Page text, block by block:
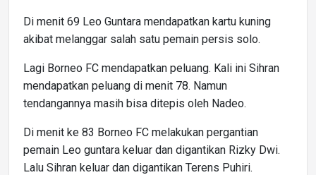
Di menit 69 Leo Guntara mendapatkan kartu kuning
akibat melanggar salah satu pemain persis solo.
Lagi Borneo FC mendapatkan peluang. Kali ini Sihran
mendapatkan peluang di menit 78. Namun
tendangannya masih bisa ditepis oleh Nadeo.
Di menit ke 83 Borneo FC melakukan pergantian
pemain Leo guntara keluar dan digantikan Rizky Dwi.
Lalu Sihran keluar dan digantikan Terens Puhiri.